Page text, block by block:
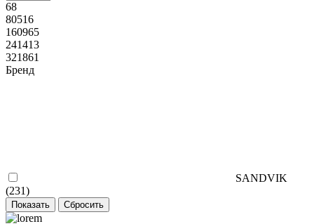
68
80516
160965
241413
321861
Бренд
SANDVIK
(231)